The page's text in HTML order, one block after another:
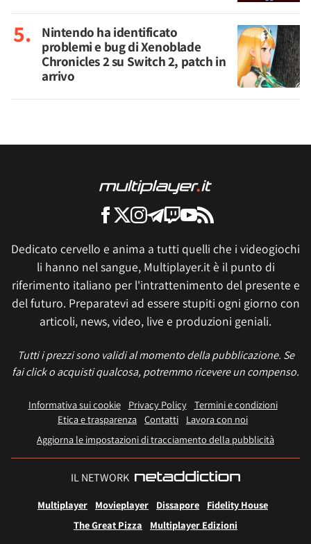
Nintendo ha identificato
problemi e bug di Xenoblade
Chronicles 2 su Switch 2, patch in
arrivo
Dedicato cervello e anima a tutti quelli che i videogiochi
li hanno nel sangue, Multiplayer.it è il punto di
riferimento italiano per l'intrattenimento del presente e
del futuro. Preparatevi ad essere stupiti ogni giorno con
articoli, news, video, live e produzioni geniali.
Tutti i prezzi sono validi al momento della pubblicazione. Se
fai click o acquisti qualcosa, potremmo ricevere un compenso.
Informativa sui cookie Privacy Policy
Termini e condizioni
Etica e trasparenza Contatti
Lavora con noi
Aggiorna le impostazioni di tracciamento della pubblicità
IL NETWORK
Multiplayer Movieplayer Dissapore
Fidelity House
The Great Pizza
Multiplayer Edizioni